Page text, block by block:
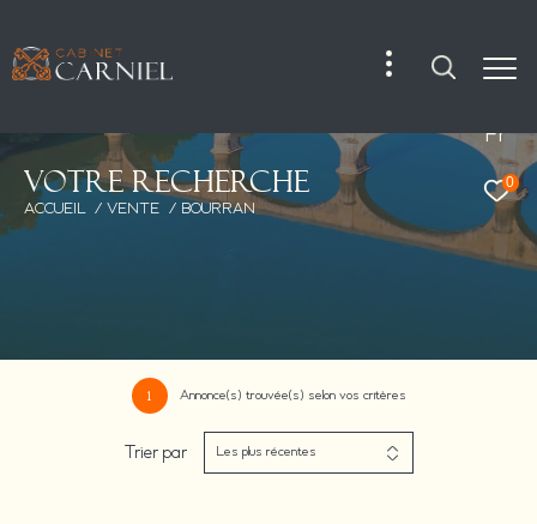
Fr
0
Votre recherche
ACCUEIL VENTE BOURRAN
1 Annonce(s) trouvée(s) selon vos critères
Trier par Les plus récentes